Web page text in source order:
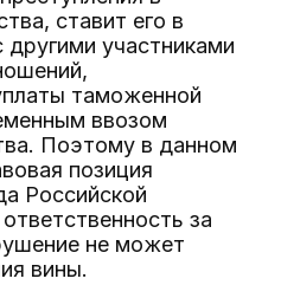
ставит его в
участниками
таможенной
ввозом
Поэтому в данном
позиция
Российской
за
не может
вины.